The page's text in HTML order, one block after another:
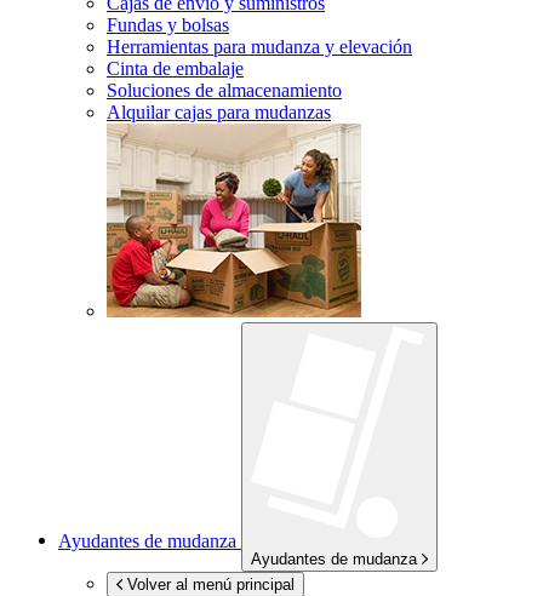
Fundas y bolsas
Herramientas para mudanza y elevación
Cinta de embalaje
Soluciones de almacenamiento
Alquilar cajas para mudanzas
Ayudantes de mudanza
Ayudantes de mudanza
Volver al menú principal